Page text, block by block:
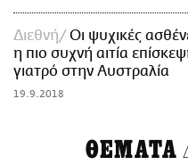
Διεθνή
Οι ψυχικές
η πιο συχνή αιτία
γιατρό στην Αυστραλία
19.9.2018
ΘΕΜΑΤΑ